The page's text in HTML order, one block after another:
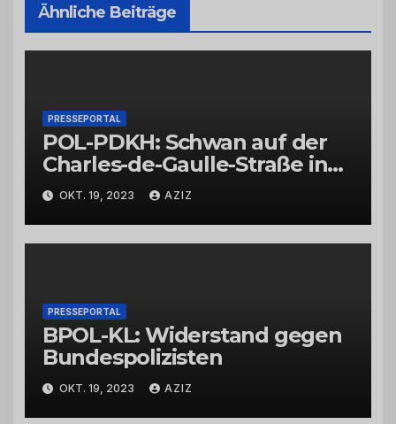
Ähnliche Beiträge
PRESSEPORTAL
POL-PDKH: Schwan auf der
Charles-de-Gaulle-Straße in
Bad Kreuznach beeinflusst
Feierabendverkehr
OKT. 19, 2023 AZIZ
PRESSEPORTAL
BPOL-KL: Widerstand gegen
Bundespolizisten
OKT. 19, 2023 AZIZ